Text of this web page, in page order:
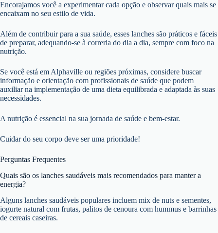
Encorajamos você a experimentar cada opção e observar quais mais se
encaixam no seu estilo de vida.
Além de contribuir para a sua saúde, esses lanches são práticos e fáceis
de preparar, adequando-se à correria do dia a dia, sempre com foco na
nutrição.
Se você está em Alphaville ou regiões próximas, considere buscar
informação e orientação com profissionais de saúde que podem
auxiliar na implementação de uma dieta equilibrada e adaptada às suas
necessidades.
A nutrição é essencial na sua jornada de saúde e bem-estar.
Cuidar do seu corpo deve ser uma prioridade!
Perguntas Frequentes
Quais são os lanches saudáveis mais recomendados para manter a
energia?
Alguns lanches saudáveis populares incluem mix de nuts e sementes,
iogurte natural com frutas, palitos de cenoura com hummus e barrinhas
de cereais caseiras.